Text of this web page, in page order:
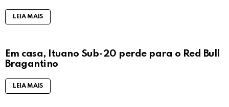
LEIA MAIS
Em casa, Ituano Sub-20 perde para o Red Bull
Bragantino
LEIA MAIS